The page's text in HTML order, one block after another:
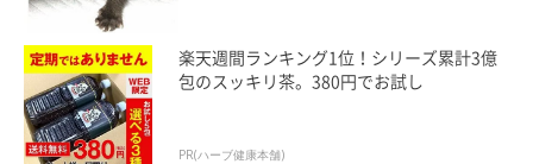
楽天週間ランキング1位！シリーズ累計3億
包のスッキリ茶。380円でお試し
PR(ハーブ健康本舗)